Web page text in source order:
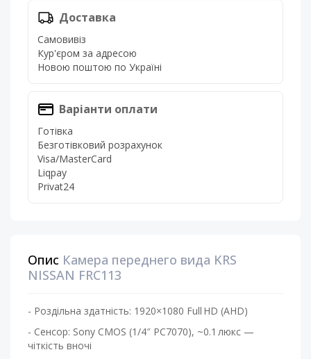
Доставка
Самовивіз
Кур'єром за адресою
Новою поштою по Україні
Варіанти оплати
Готівка
Безготівковий розрахунок
Visa/MasterCard
Liqpay
Privat24
Опис Камера переднего вида KRS
NISSAN FRC113
- Роздільна здатність: 1920×1080 Full HD (AHD)
- Сенсор: Sony CMOS (1/4″ PC7070), ~0.1 люкс —
чіткість вночі